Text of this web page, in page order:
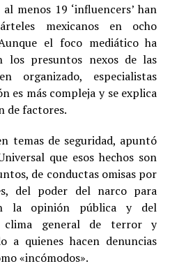
menos 19 ‘influencers’ han
mexicanos en ocho
el foco mediático ha
los presuntos nexos de las
organizado, especialistas
es más compleja y se explica
de factores.
temas de seguridad, apuntó
que esos hechos son
de conductas omisas por
del poder del narco para
la opinión pública y del
clima general de terror y
a quienes hacen denuncias
«incómodos».